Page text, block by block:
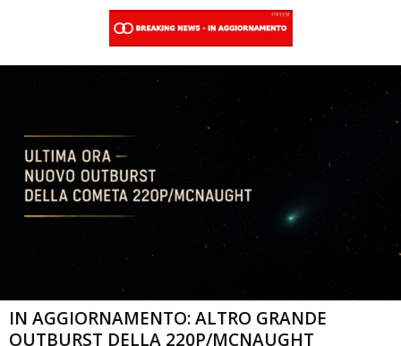
IN AGGIORNAMENTO: ALTRO GRANDE
OUTBURST DELLA 220P/MCNAUGHT